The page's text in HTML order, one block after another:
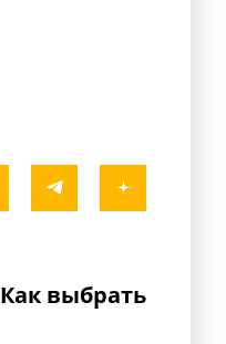
Как выбрать